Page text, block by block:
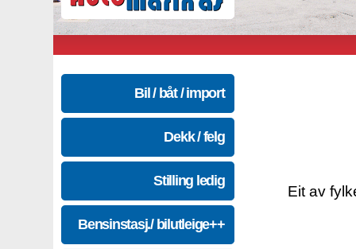
Bil / båt / import
Dekk / felg
Stilling ledig
Bensinstasj./ bilutleige++
Eit av